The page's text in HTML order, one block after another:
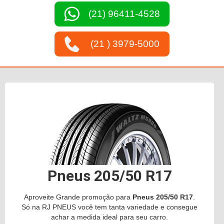
(21) 96411-4528
(21 ) 3979-5000
Pneus 205/50 R17
Aproveite Grande promoção para Pneus 205/50 R17
Só na RJ PNEUS você tem tanta variedade e consegue
achar a medida ideal para seu carro.